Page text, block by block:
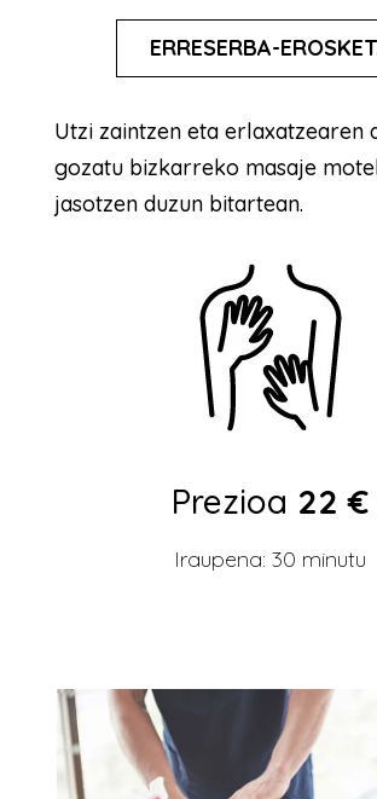
ERRESERBA-
Utzi zaintzen eta erlaxatzearen
gozatu bizkarreko masaje
jasotzen duzun bitartean.
Prezioa 22 €
Iraupena: 30 minutu